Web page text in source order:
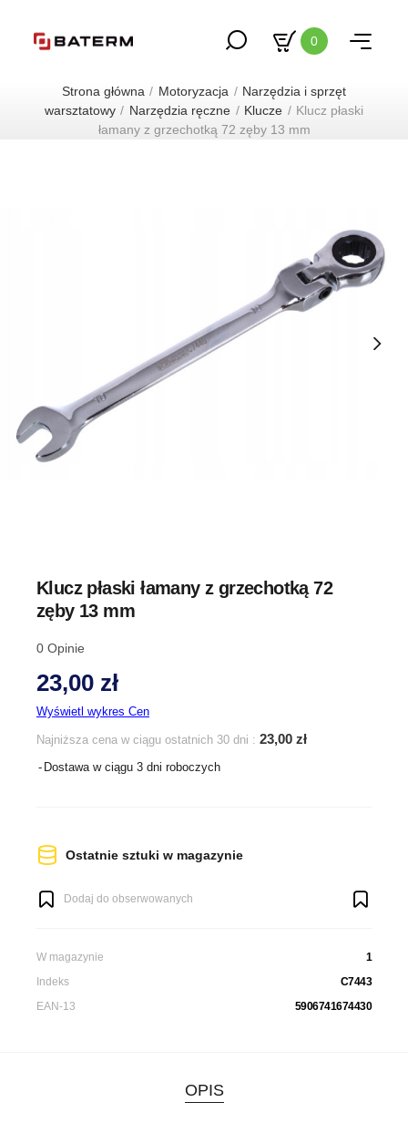
0
Strona główna Motoryzacja
Narzędzia i sprzęt
warsztatowy
Narzędzia ręczne Klucze
Klucz płaski
łamany z grzechotką 72 zęby 13 mm
Klucz płaski łamany z grzechotką 72
zęby 13 mm
0 Opinie
23,00 zł
Wyświetl wykres Cen
Najniższa cena w ciągu ostatnich 30 dni : 23,00 zł
Dostawa w ciągu 3 dni roboczych
Ostatnie sztuki w magazynie
Dodaj do obserwowanych
W magazynie
1
Indeks
C7443
EAN-13
5906741674430
OPIS